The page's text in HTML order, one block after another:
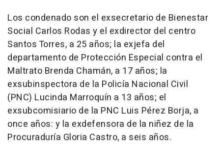
Los condenado son el exsecretario de Bienestar
Social Carlos Rodas y el exdirector del centro
Santos Torres, a 25 años; la exjefa del
departamento de Protección Especial contra el
Maltrato Brenda Chamán, a 17 años; la
exsubinspectora de la Policía Nacional Civil
(PNC) Lucinda Marroquín a 13 años; el
exsubcomisiario de la PNC Luis Pérez Borja, a
once años: y la exdefensora de la niñez de la
Procuraduría Gloria Castro, a seis años.